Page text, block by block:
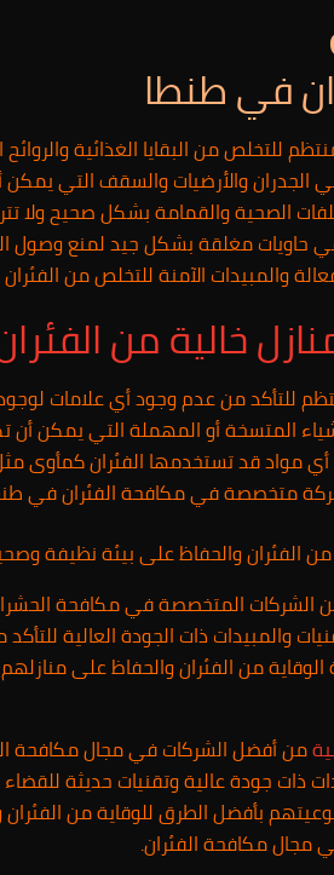
في طنطا
للتخلص من البقايا الغذائية والروائح
والأرضيات والسقف التي يمكن
الصحية والقمامة بشكل صحيح ولا
حاويات مغلقة بشكل جيد لمنع وصول
والمبيدات الآمنة للتخلص من
خالية من
من عدم وجود أي علامات لوجود
المتسخة أو المهملة التي يمكن أن
أي مواد قد تستخدمها الفئران كمأوى
متخصصة في مكافحة الفئران في طنطا
الفئران والحفاظ على بيئة نظيفة
الشركات المتخصصة في مكافحة
والمبيدات ذات الجودة العالية
من الفئران والحفاظ على
من أفضل الشركات في مجال مكافحة
جودة عالية وتقنيات حديثة للقضاء
بأفضل الطرق للوقاية من
مكافحة الفئران.